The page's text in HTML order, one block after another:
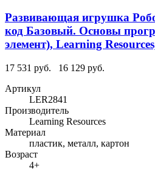
Развивающая игрушка
код Базовый. Основы
элемент), Learning
17 531 руб.
16 129 руб.
Артикул
LER2841
Производитель
Learning Resources
Материал
пластик, металл, картон
Возраст
4+